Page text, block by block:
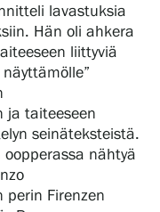
lavastuksia
Hän oli ahkera
liittyviä
ja taiteeseen
seinäteksteistä.
nähtyä
Firenzen